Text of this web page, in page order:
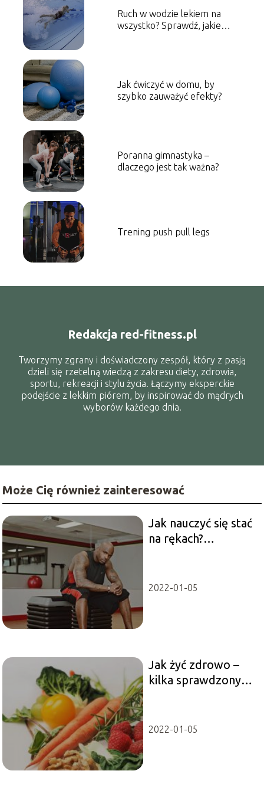
Ruch w wodzie lekiem na
wszystko? Sprawdź, jakie
Jak ćwiczyć w domu, by
szybko zauważyć efekty?
Poranna gimnastyka –
dlaczego jest tak ważna?
Trening push pull legs
Redakcja red-fitness.pl
Tworzymy zgrany i doświadczony zespół, który z pasją
dzieli się rzetelną wiedzą z zakresu diety, zdrowia,
sportu, rekreacji i stylu życia. Łączymy eksperckie
podejście z lekkim piórem, by inspirować do mądrych
wyborów każdego dnia.
Może Cię również zainteresować
Jak nauczyć się stać
na rękach?
2022-01-05
Jak żyć zdrowo –
kilka sprawdzonych
2022-01-05